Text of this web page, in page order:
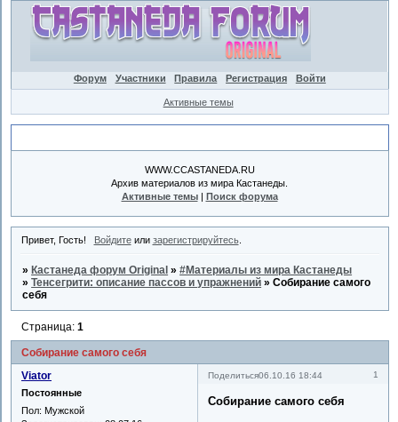
Форум Участники Правила Регистрация Войти
Активные темы
WWW.CCASTANEDA.RU
Архив материалов из мира Кастанеды.
Активные темы| Поиск форума
Привет, Гость! Войдитеили зарегистрируйтесь.
» Кастанеда форум Original »#Материалы из мира Кастанеды
»Тенсегрити: описание пассов и упражнений »Собирание самого
себя
Собирание самого себя
Страница:1
Поделиться 1
06.10.16 18:44
Viator
Постоянные
Пол: Мужской
Собирание самого себя